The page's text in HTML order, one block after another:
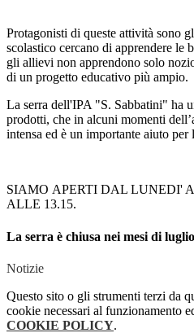
Protagonisti di queste attività sono
scolastico cercano di apprendere le
gli allievi non apprendono solo
di un progetto educativo più ampio.
La serra dell'IPA "S. Sabbatini" ha
prodotti, che in alcuni momenti
intensa ed è un importante aiuto per
SIAMO APERTI DAL LUNEDI'
ALLE 13.15.
La serra è chiusa nei mesi di
Notizie
Questo sito o gli strumenti terzi da
cookie necessari al funzionamento
COOKIE POLICY.